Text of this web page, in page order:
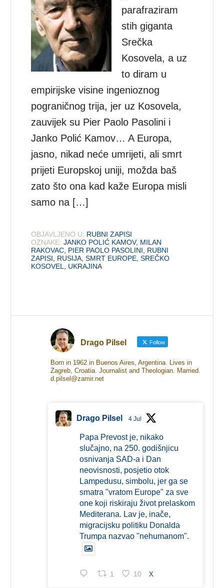
parafraziram
stih giganta
Srečka
Kosovela, a uz
to diram u
empirijske visine ingenioznog
pograničnog trija, jer uz Kosovela,
zauvijek su Pier Paolo Pasolini i
Janko Polić Kamov… A Europa,
jasno, nikad neće umrijeti, ali smrt
prijeti Europskoj uniji, možda baš
zato što ona kad kaže Europa misli
samo na […]
OBJAVLJENO U: RUBNI ZAPISI
OZNAKE: JANKO POLIĆ KAMOV, MILAN
RAKOVAC PIER PAOLO PASOLINI
RUBNI
ZAPISI
RUSIJA ,SMRT EUROPE ,SREČKO
KOSOVEL
UKRAJINA
Drago Pilsel Follow
Born in 1962 in Buenos Aires, Argentina. Lives in
Zagreb, Croatia. Journalist and Theologian. Married.
d.pilsel@zamir.net
Drago Pilsel 4 Jul
Papa Prevost je, nikako
slučajno, na 250. godišnjicu
osnivanja SAD-a i Dan
neovisnosti, posjetio otok
Lampedusu, simbolu, jer ga se
smatra "vratom Europe" za sve
one koji riskiraju život prelaskom
Mediterana. Lav je, inače,
migracijsku politiku Donalda
Trumpa nazvao "nehumanom".
1 10 X